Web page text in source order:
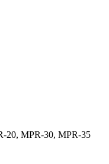
20, MPR-30, MPR-35